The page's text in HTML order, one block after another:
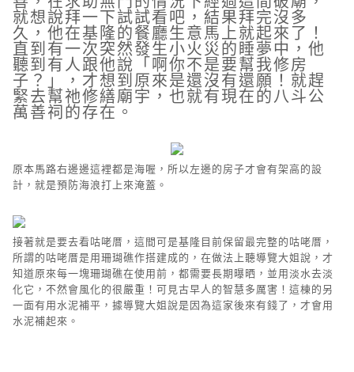
就想說拜一下試試看吧，結果拜完沒多
久，他在基隆的餐廳生意馬上就起來了！
直到有一次突然發生小火災的睡夢中，他
聽到有人跟他說「啊你不是要幫我修房
子？」，才想到原來是還沒有還願！就趕
緊去幫祂修繕廟宇，也就有現在的八斗公
萬善祠的存在。
原本馬路右邊邊這裡都是海喔，所以左邊的房子才會有架高的設
計，就是預防海浪打上來淹蓋。
接著就是要去看咕咾厝，這間可是基隆目前保留最完整的咕咾厝，
所謂的咕咾厝是用珊瑚礁作搭建成的，在做法上聽導覽大姐說，才
知道原來每一塊珊瑚礁在使用前，都需要長期曝晒，並用淡水去淡
化它，不然會風化的很嚴重！可見古早人的智慧多厲害！這棟的另
一面有用水泥補平，據導覽大姐說是因為這家後來有錢了，才會用
水泥補起來。